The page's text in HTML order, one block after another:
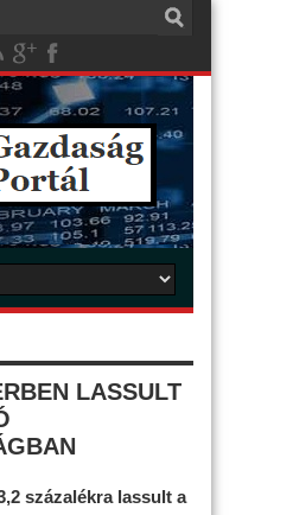
LASSULT
százalékra lassult a